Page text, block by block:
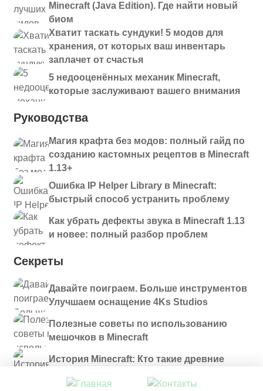
Minecraft (Java Edition). Где найти новый
биом
Хватит таскать сундуки! 5 модов для
хранения, от которых ваш инвентарь
заплачет от счастья
5 недооценённых механик Minecraft,
которые заслуживают вашего внимания
Руководства
Магия крафта без модов: полный гайд по
созданию кастомных рецептов в Minecraft
1.13+
Ошибка IP Helper Library в Minecraft:
быстрый способ устранить проблему
Как убрать дефекты звука в Minecraft 1.13
и новее: полный разбор проблем
Секреты
Давайте поиграем. Больше инструментов
Улучшаем оснащение 4Ks Studios
Полезные советы по использованию
мешочков в Minecraft
История Minecraft: Кто такие древние